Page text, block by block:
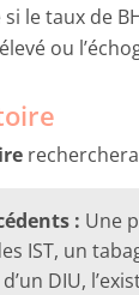
si le taux de
ou
: Une
IST, un
DIU,